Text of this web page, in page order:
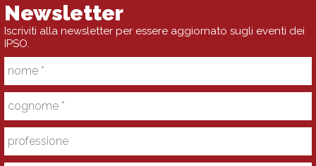
Newsletter
Iscriviti alla newsletter per essere aggiornato sugli eventi dei
IPSO.